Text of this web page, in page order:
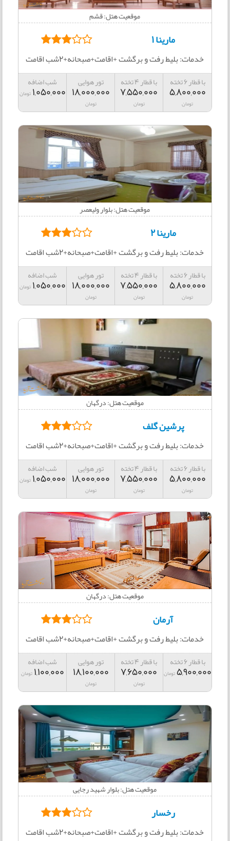
موقعیت هتل: قشم
مارینا 1
خدمات: بلیط رفت و برگشت +اقامت+صبحانه+2شب اقامت
با قطار 6 تخته
5,800,000
تومان
با قطار 4 تخته
7,550,000
تومان
تور هوایی
18,000,000
تومان
شب اضافه
1,050,000 تومان
موقعیت هتل: بلوار ولیعصر
مارینا 2
خدمات: بلیط رفت و برگشت +اقامت+صبحانه+2شب اقامت
با قطار 6 تخته
5,800,000
تومان
با قطار 4 تخته
7,550,000
تومان
تور هوایی
18,000,000
تومان
شب اضافه
1,050,000 تومان
موقعیت هتل: درگهان
پرشین گلف
خدمات: بلیط رفت و برگشت +اقامت+صبحانه+2شب اقامت
با قطار 6 تخته
5,800,000
تومان
با قطار 4 تخته
7,550,000
تومان
تور هوایی
18,000,000
تومان
شب اضافه
1,050,000 تومان
موقعیت هتل: درگهان
آرمان
خدمات: بلیط رفت و برگشت +اقامت+صبحانه+2شب اقامت
با قطار 6 تخته
5,900,000تومان
با قطار 4 تخته
7,650,000
تومان
تور هوایی
18,100,000
تومان
شب اضافه
1,100,000 تومان
موقعیت هتل: بلوار شهید رجایی
رخسار
خدمات: بلیط رفت و برگشت +اقامت+صبحانه+2شب اقامت